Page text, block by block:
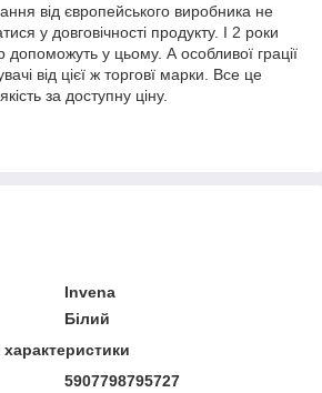
від європейського виробника не
у довговічності продукту. І 2 роки
допоможуть у цьому. А особливої грації
від цієї ж торговї марки. Все це
за доступну ціну.
Invena
Білий
5907798795727